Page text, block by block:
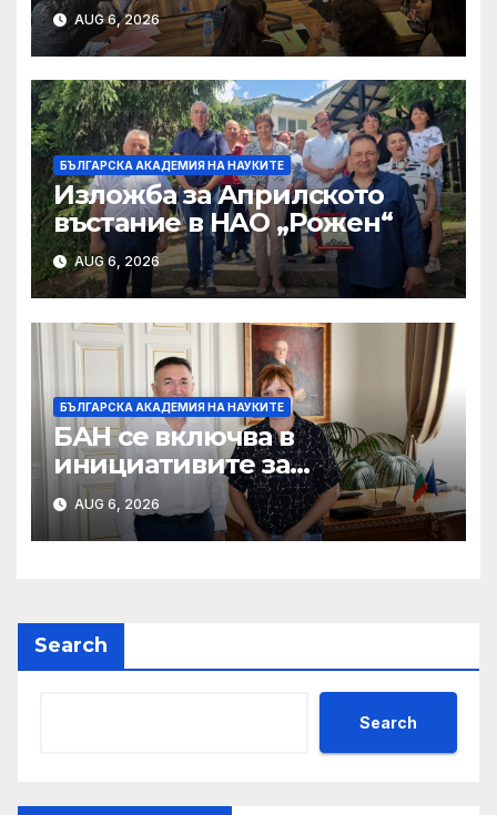
AUG 6, 2026
БЪЛГАРСКА АКАДЕМИЯ НА НАУКИТЕ
Изложба за Априлското
въстание в НАО „Рожен“
AUG 6, 2026
БЪЛГАРСКА АКАДЕМИЯ НА НАУКИТЕ
БАН се включва в
инициативите за
отбелязване 190 години от
рождението на Васил
Левски
AUG 6, 2026
Search
Search